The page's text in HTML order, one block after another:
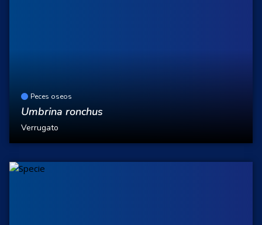
Peces oseos
Umbrina ronchus
Verrugato